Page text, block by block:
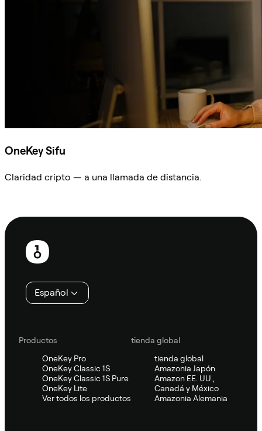
OneKey Sifu
Claridad cripto — a una llamada de distancia.
Pie
página
Español
Productos
OneKey Pro
OneKey Classic 1S
OneKey Classic 1S Pure
OneKey Lite
Ver todos los productos
tienda global
tienda global
Amazonia Japón
Amazon EE. UU.,
Canadá y México
Amazonia Alemania